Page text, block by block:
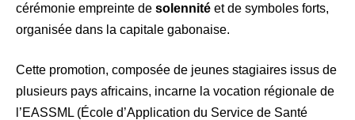
cérémonie empreinte de solennité et de symboles forts,
organisée dans la capitale gabonaise.
Cette promotion, composée de jeunes stagiaires issus de
plusieurs pays africains, incarne la vocation régionale de
l’EASSML (École d’Application du Service de Santé